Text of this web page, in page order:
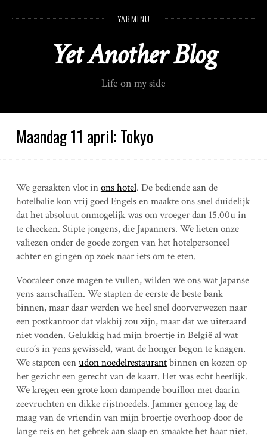
n
YAB MENU
Yet Another Blog
Life on my side
Maandag 11 april: Tokyo
We geraakten vlot inons hotel. De bediende aan de
hotelbalie kon vrij goed Engels en maakte ons snel duidelijk
dat het absoluut onmogelijk was om vroeger dan 15.00u in
te checken. Stipte jongens, die Japanners. We lieten onze
valiezen onder de goede zorgen van het hotelpersoneel
achter en gingen op zoek naar iets om te eten.
Vooraleer onze magen te vullen, wilden we ons wat Japanse
yens aanschaffen. We stapten de eerste de beste bank
binnen, maar daar werden we heel snel doorverwezen naar
een postkantoor dat vlakbij zou zijn, maar dat we uiteraard
niet vonden. Gelukkig had mijn broertje in België al wat
euro’s in yens gewisseld, want de honger begon te knagen.
We stapten eenudonnoedelrestaurantbinnen en kozen op
het gezicht een gerecht van de kaart. Het was echt heerlijk.
We kregen een grote kom dampende bouillon met daarin
zeevruchten en dikke rijstnoedels. Jammer genoeg lag de
maag van de vriendin van mijn broertje overhoop door de
lange reis en het gebrek aan slaap en smaakte het haar niet.